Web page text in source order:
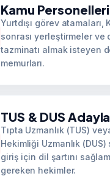
Kamu Personelleri
Yurtdışı görev atamaları,
sonrası yerleştirmeler ve
tazminatı almak isteyen
memurları.
TUS & DUS
Tıpta Uzmanlık (TUS)
Hekimliği Uzmanlık (DUS)
giriş için dil şartını
gereken hekimler.